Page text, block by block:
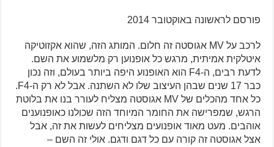
פורסם לראשונה באוקטובר 2014
לרכב על MV אגוסטה זה חלום. המותג הזה, שהוא אקזוטיקה
איטלקית אמיתית, מרגש כל אופנוען רק מלשמוע את השם.
לדעת רבים, ה-F4 הוא האופנוע היפה ביותר בעולם, וזה נכון
כבר 17 שנים שבהן העיצוב שלו לא השתנה. אבל לא רק ה-F4.
כל אחד מהכלים של MV אגוסטה מצליח לעורר בנו את בלוטת
הרגש, שמפרישה את החומר המיוחד הזה שכולנו כאופנוענים
אוהבים. מעט מאוד אופנועים מצליחים לעשות את זה, אבל
אצל אגוסטה זה קורה עם כל דגם ודגם. אולי זה השם –